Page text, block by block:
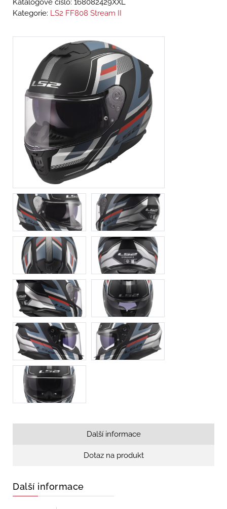
Katalogové číslo: 168082429XXL
Kategorie: LS2 FF808 Stream II
Další informace
Dotaz na produkt
Další informace